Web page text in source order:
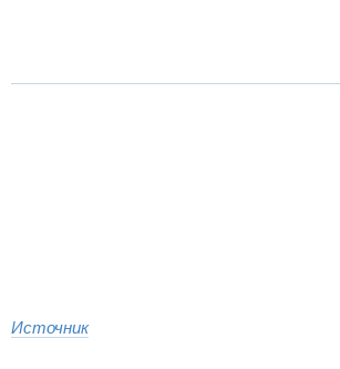
Источник